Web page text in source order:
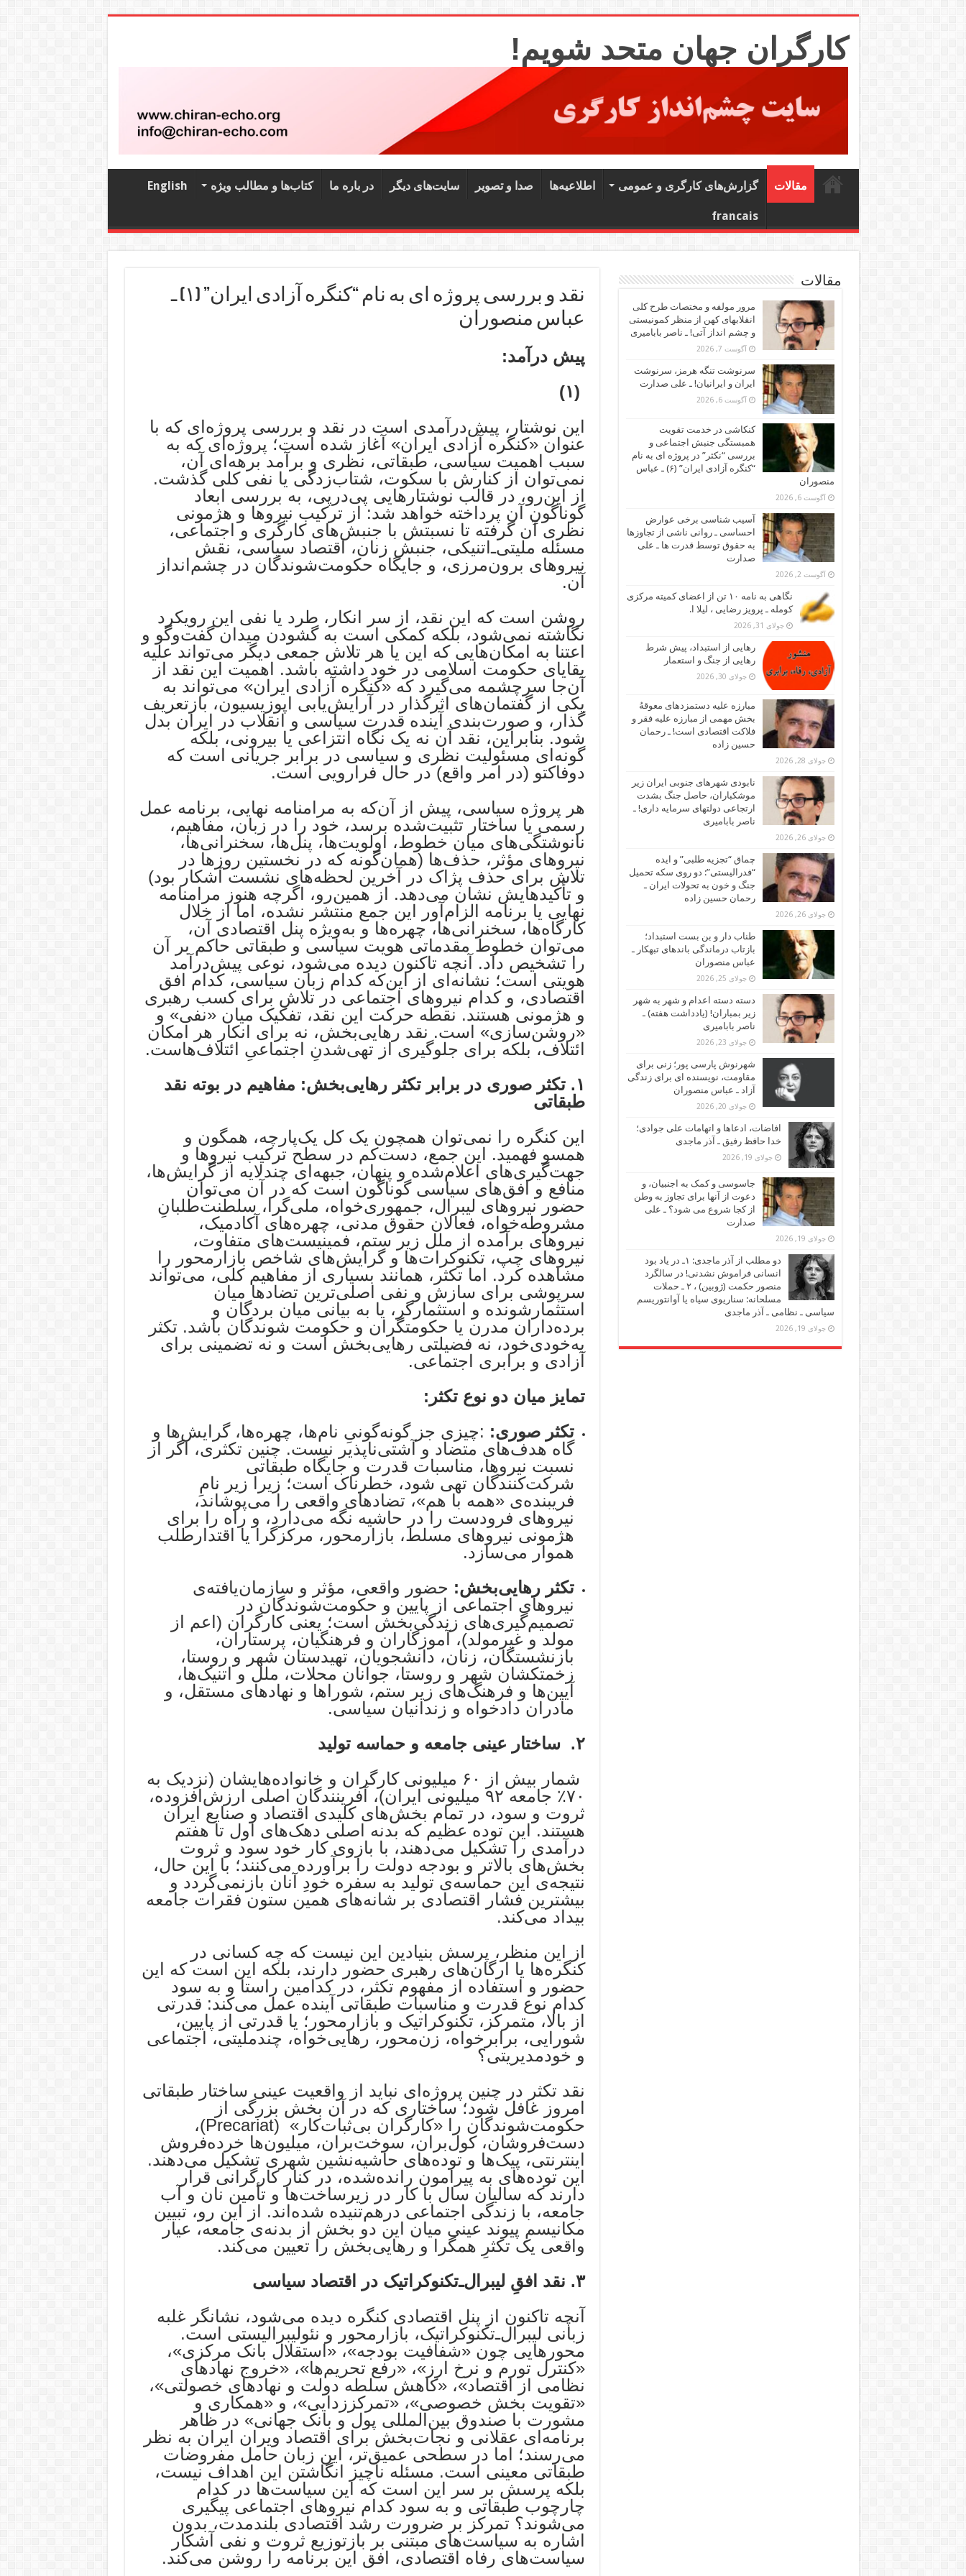
کارگران جهان متحد شویم!
مقالات گزارش‌های کارگری و عمومی اطلاعیه‌ها صدا و تصویر سایت‌های دیگر در باره ما کتاب‌‌ها و مطالب ویژه English
francais
نقد و بررسی پروژه ای به نام “کنگره آزادی ایران” (۱) ـ
عباس منصوران
پیش درآمد:
(۱)
این نوشتار، پیش‌درآمدی است در نقد و بررسی پروژه‌ای که با
عنوان «کنگره آزادی ایران» آغاز شده است؛ پروژه‌ای که به
سبب اهمیت سیاسی، طبقاتی، نظری و برآمد برهه‌ای آن،
نمی‌توان از کنارش با سکوت، شتاب‌زدگی یا نفی کلی گذشت.
از این‌رو، در قالب نوشتارهایی پی‌درپی، به بررسی ابعاد
گوناگونِ آن پرداخته خواهد شد: از ترکیب نیروها و هژمونی
نظری آن گرفته تا نسبتش با جنبش‌های کارگری و اجتماعی،
مسئله ملیتی‌ـ‌اتنیکی، جنبش زنان، اقتصاد سیاسی، نقش
نیروهای برون‌مرزی، و جایگاه حکومت‌شوندگان در چشم‌انداز
آن.
روشن است که این نقد، از سر انکار، طرد یا نفی این رویکرد
نگاشته نمی‌شود، بلکه کمکی است به گشودن میدان گفت‌وگو و
اعتنا به امکان‌هایی که این یا هر تلاش جمعی دیگر می‌تواند علیه
بقایای حکومت اسلامی در خود داشته باشد. اهمیت این نقد از
آن‌جا سرچشمه می‌گیرد که «کنگره آزادی ایران» می‌تواند به
یکی از گفتمان‌های اثرگذار در آرایش‌یابی اپوزیسیون، بازتعریف
گذار، و صورت‌بندی آینده قدرت سیاسی و انقلاب در ایران بدل
شود. بنابراین، نقد آن نه یک نگاه انتزاعی یا بیرونی، بلکه
گونه‌ای مسئولیت نظری و سیاسی در برابر جریانی است که
دوفاکتو (در امر واقع) در حال فرارویی است.
هر پروژه سیاسی، پیش از آن‌که به مرامنامه نهایی، برنامه عمل
رسمی یا ساختار تثبیت‌شده برسد، خود را در زبان، مفاهیم،
نانوشتگی‌‌های میان خطوط، اولویت‌ها، پنل‌ها، سخنرانی‌ها،
نیروهای مؤثر، حذف‌ها (همان‌گونه که در نخستین روزها در
تلاش برای حذف پژاک در آخرین لحظه‌های نشست آشکار بود)
و تأکیدهایش نشان می‌دهد. از همین‌رو، اگرچه هنوز مرامنامه
نهایی یا برنامه الزام‌آور این جمع منتشر نشده، اما از خلال
کارگاه‌ها، سخنرانی‌ها، چهره‌ها و به‌ویژه پنل اقتصادی آن،
می‌توان خطوط مقدماتی هویت سیاسی و طبقاتی حاکم بر آن
را تشخیص داد. آنچه تاکنون دیده می‌شود، نوعی پیش‌درآمد
هویتی است؛ نشانه‌ای از این‌که کدام زبان سیاسی، کدام افق
اقتصادی، و کدام نیروهای اجتماعی در تلاش برای کسب رهبری
و هژمونی هستند. نقطه حرکت این نقد، تفکیک میان «نفی» و
«روشن‌سازی» است. نقد رهایی‌بخش، نه برای انکار هر امکان
ائتلاف، بلکه برای جلوگیری از تهی‌شدنِ اجتماعیِ ائتلاف‌هاست.
۱.تکثر صوری در برابر تکثر رهایی‌بخش: مفاهیم در بوته نقد
طبقاتی
این کنگره را نمی‌توان همچون یک کل یک‌پارچه، همگون و
همسو فهمید. این جمع، دست‌کم در سطح ترکیب نیروها و
جهت‌گیری‌های اعلام‌شده و پنهان، جبهه‌ای چندلایه از گرایش‌ها،
منافع و افق‌های سیاسی گوناگون است که در آن می‌توان
حضور نیروهای لیبرال، جمهوری‌خواه، ملی‌گرا، سلطنت‌طلبانِ
مشروطه‌خواه، فعالان حقوق مدنی، چهره‌های آکادمیک،
نیروهای برآمده از ملل زیر ستم، فمینیست‌های متفاوت،
نیروهای چپ، تکنوکرات‌ها و گرایش‌های شاخص بازارمحور را
مشاهده کرد. اما تکثر، همانند بسیاری از مفاهیم کلی، می‌تواند
سرپوشی برای سازش و نفی اصلی‌ترین تضادها میان
استثمارشونده و استثمارگر، یا به بیانی میان بردگان و
برده‌داران مدرن یا حکومتگران و حکومت شوندگان باشد. تکثر
به‌خودی‌خود، نه فضیلتی رهایی‌بخش است و نه تضمینی برای
آزادی و برابری اجتماعی.
تمایز میان دو نوع تکثر :
تکثر صوری: :چیزی جز گونه‌گونیِ نام‌ها، چهره‌ها، گرایش‌ها و
گاه هدف‌های متضاد و آشتی‌ناپذیر نیست. چنین تکثری، اگر از
نسبت نیروها، مناسبات قدرت و جایگاه طبقاتی
شرکت‌کنندگان تهی شود، خطرناک است؛ زیرا زیر نامِ
فریبنده‌ی «همه با هم»، تضادهای واقعی را می‌پوشاند،
نیروهای فرودست را در حاشیه نگه می‌دارد، و راه را برای
هژمونی نیروهای مسلط، بازارمحور، مرکزگرا یا اقتدارطلب
هموار می‌سازد.
تکثر رهایی‌بخش: حضور واقعی، مؤثر و سازمان‌یافته‌ی
نیروهای اجتماعی از پایین و حکومت‌شوندگان در
تصمیم‌گیری‌های زندگی‌بخش است؛ یعنی کارگران (اعم از
مولد و غیرمولد)، آموزگاران و فرهنگیان، پرستاران،
بازنشستگان، زنان، دانشجویان، تهیدستان شهر و روستا،
زخمتکشان شهر و روستا، جوانان محلات، ملل و اتنیک‌ها،
‌آیین‌ها و فرهنگ‌های زیر ستم، شوراها و نهادهای مستقل، و
مادران دادخواه و زندانیان سیاسی.
۲. ساختار عینی جامعه و حماسه تولید
شمار بیش از ۶۰ میلیونی کارگران و خانواده‌هایشان (نزدیک به
۷۰٪ جامعه ۹۲ میلیونی ایران)، آفرینندگان اصلی ارزش‌افزوده،
ثروت و سود، در تمام بخش‌های کلیدی اقتصاد و صنایع ایران
هستند. این توده عظیم که بدنه اصلی دهک‌های اول تا هفتم
درآمدی را تشکیل می‌دهند، با بازوی کار خود سود و ثروت
بخش‌های بالاتر و بودجه دولت را برآورده می‌کنند؛ با این حال،
نتیجه‌ی این حماسه‌ی تولید به سفره خود‌ِ آنان بازنمی‌گردد و
بیشترین فشار اقتصادی بر شانه‌های همین ستون فقرات جامعه
بیداد می‌کند.
از این منظر، پرسش بنیادین این نیست که چه کسانی در
کنگره‌ها یا ارگان‌های رهبری حضور دارند، بلکه این است که این
حضور و استفاده از مفهوم تکثر، در کدامین راستا و به سود
کدام نوع قدرت و مناسبات طبقاتی آینده عمل می‌کند: قدرتی
از بالا، متمرکز، تکنوکراتیک و بازارمحور؛ یا قدرتی از پایین،
شورایی، برابرخواه، زن‌محور، رهایی‌خواه، چندملیتی، اجتماعی
و خودمدیریتی؟
نقد تکثر در چنین پروژه‌ای نباید از واقعیت عینی ساختار طبقاتی
امروز غافل شود؛ ساختاری که در آن بخش بزرگی از
حکومت‌شوندگان را «کارگران بی‌ثبات‌کار» (Precariat)،
دست‌فروشان، کول‌بران، سوخت‌بران، میلیون‌ها خرده‌فروش
اینترنتی، پیک‌ها و توده‌های حاشیه‌نشین شهری تشکیل می‌دهند.
این توده‌های به پیرامون رانده‌شده، در کنار کارگرانی قرار
دارند که سالیان سال با کار در زیرساخت‌ها و تأمین نان و آب
جامعه، با زندگی اجتماعی درهم‌تنیده شده‌اند. از این رو، تبیین
مکانیسمِ پیوند عینی میان این دو بخش از بدنه‌ی جامعه، عیار
واقعی یک تکثرِ همگرا و رهایی‌بخش را تعیین می‌کند.
۳. نقد افقِ لیبرال‌ـ‌تکنوکراتیک در اقتصاد سیاسی
آنچه تاکنون از پنل اقتصادی کنگره دیده می‌شود، نشانگر غلبه
زبانی لیبرال‌ـ‌تکنوکراتیک، بازارمحور و نئولیبرالیستی است.
محورهایی چون «شفافیت بودجه»، «استقلال بانک مرکزی»،
«کنترل تورم و نرخ ارز»، «رفع تحریم‌ها»، «خروج نهادهای
نظامی از اقتصاد»، «کاهش سلطه دولت و نهادهای خصولتی»،
«تقویت بخش خصوصی»، «تمرکززدایی»، و «همکاری و
مشورت با صندوق بین‌المللی پول و بانک جهانی» در ظاهر
برنامه‌ای عقلانی و نجات‌بخش برای اقتصاد ویران ایران به نظر
می‌رسند؛ اما در سطحی عمیق‌تر، این زبان حامل مفروضات
طبقاتی معینی است. مسئله ناچیز انگاشتن این اهداف نیست،
بلکه پرسش بر سر این است که این سیاست‌ها در کدام
چارچوب طبقاتی و به سود کدام نیروهای اجتماعی پیگیری
می‌شوند؟ تمرکز بر ضرورت رشد اقتصادی بلندمدت، بدون
اشاره به سیاست‌های مبتنی بر بازتوزیع ثروت و نفی آشکار
سیاست‌های رفاه اقتصادی، افق این برنامه را روشن می‌کند.
مقالات
مرور مولفه و مختصات طرح کلی
انقلابهای کهن از منظر کمونیستی
و چشم انداز آتی! ـ ناصر بابامیری
آگوست 7, 2026
سرنوشت تنگه هرمز، سرنوشت
ایران و ایرانیان! ـ علی صدارت
آگوست 6, 2026
کنکاشی در خدمت تقویت
همبستگی جنبش اجتماعی و
بررسی “نکثر” در پروژه ای به نام
“کنگره آزادی ایران” (۶) ـ عباس
منصوران
آگوست 6, 2026
آسیب شناسی برخی عوارض
احساسی ـ روانی ناشی از تجاوزها
به حقوق توسط قدرت ها ـ علی
صدارت
آگوست 2, 2026
نگاهی به نامه ۱۰ تن از اعضای کمیته مرکزی
کومله ـ پرویز رضایی ، لیلا ا.
جولای 31, 2026
رهایی از استبداد، پیش شرط
رهایی از جنگ و استعمار
جولای 30, 2026
مبارزه علیه دستمزدهای معوقهُ
بخش مهمی از مبارزه علیه فقر و
فلاکت اقتصادی است! ـ رحمان
حسین زاده
جولای 28, 2026
نابودی شهرهای جنوبی ایران زیر
موشکباران، حاصل جنگ بشدت
ارتجاعی دولتهای سرمایه داری! ـ
ناصر بابامیری
جولای 26, 2026
چماق “تجزیه طلبی” و ایده
“فدرالیستی”: دو روی سکه تحمیل
جنگ و خون به تحولات ایران ـ
رحمان حسین زاده
جولای 26, 2026
طناب دار و بن بست استبداد؛
بازتاب درماندگی باندهای تبهکار ـ
عباس منصوران
جولای 25, 2026
دسته دسته اعدام و شهر به شهر
زیر بمباران! (یادداشت هفته) ـ
ناصر بابامیری
جولای 23, 2026
شهرنوش پارسی پور؛ زنی برای
مقاومت، نویسنده ای برای زندگی
آزاد ـ عباس منصوران
جولای 20, 2026
افاضات، ادعاها و اتهامات علی جوادی؛
خدا حافظ رفیق ـ آذر ماجدی
جولای 19, 2026
جاسوسی و کمک به اجنبیان، و
دعوت از آنها برای تجاوز به وطن
از کجا شروع می شود؟ ـ علی
صدارت
جولای 19, 2026
دو مطلب از آذر ماجدی: ۱ـ در یاد بود
انسانی فراموش نشدنی! در سالگرد
منصور حکمت (ژوبین) ، ۲ ـ حملات
مسلحانه: سناریوی سیاه یا آوانتوریسم
سیاسی ـ نظامی ـ آذر ماجدی
جولای 19, 2026